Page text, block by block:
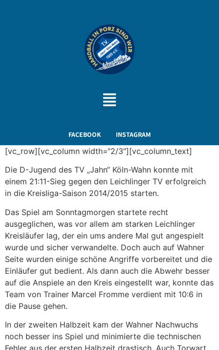
FACEBOOK INSTAGRAM
[vc_row][vc_column width=“2/3″][vc_column_text]
Die D-Jugend des TV „Jahn“ Köln-Wahn konnte mit
einem 21:11-Sieg gegen den Leichlinger TV erfolgreich
in die Kreisliga-Saison 2014/2015 starten.
Das Spiel am Sonntagmorgen startete recht
ausgeglichen, was vor allem am starken Leichlinger
Kreisläufer lag, der ein ums andere Mal gut angespielt
wurde und sicher verwandelte. Doch auch auf Wahner
Seite wurden einige schöne Angriffe vorbereitet und die
Einläufer gut bedient. Als dann auch die Abwehr besser
auf die Anspiele an den Kreis eingestellt war, konnte das
Team von Trainer Marcel Fromme verdient mit 10:6 in
die Pause gehen.
In der zweiten Halbzeit kam der Wahner Nachwuchs
noch besser ins Spiel und minimierte die technischen